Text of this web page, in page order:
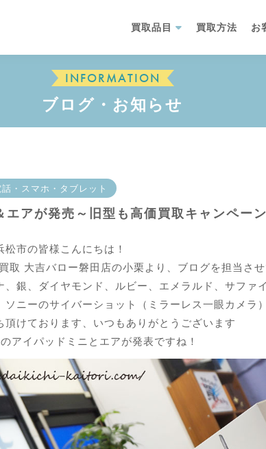
買取品目 買取方法 お
INFORMATION
ブログ・お知らせ
・スマホ・タブレット
アが発売～旧型も高価買取キャンペー
市の皆様こんにちは！
取 大吉バロー磐田店の小栗より、ブログを担当さ
、銀、ダイヤモンド、ルビー、エメラルド、サファ
ソニーのサイバーショット（ミラーレス一眼カメラ
頂けております、いつもありがとうございます
アイパッドミニとエアが発表ですね！